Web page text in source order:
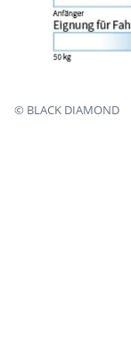
© BLACK DIAMOND